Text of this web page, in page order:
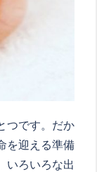
つです。だか
を迎える準備
いろいろな出